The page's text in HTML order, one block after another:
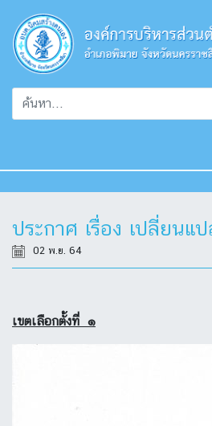
ประกาศ เรื่อง เปลี่ยนแ
02 พ.ย. 64
เขตเลือกตั้งที่ ๑